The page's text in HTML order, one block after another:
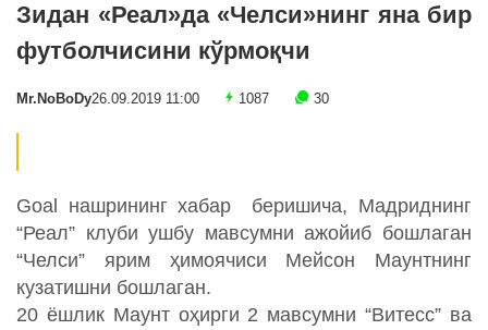
Зидан «Реал»да «Челси»нинг яна бир
футболчисини кўрмоқчи
Mr.NoBoDy26.09.2019 11:00 1087 30
Goal нашрининг хабар беришича, Мадриднинг
“Реал” клуби ушбу мавсумни ажойиб бошлаган
“Челси” ярим ҳимоячиси Мейсон Маунтнинг
кузатишни бошлаган.
20 ёшлик Маунт оҳирги 2 мавсумни “Витесс” ва